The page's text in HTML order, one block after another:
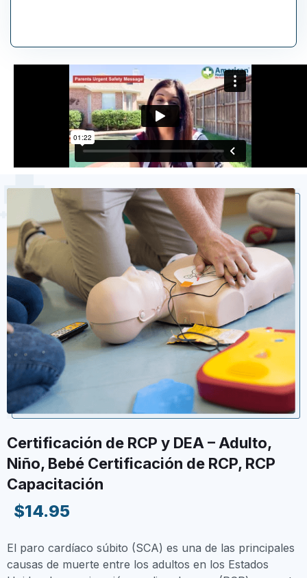
Certificación de RCP y DEA – Adulto,
Niño, Bebé Certificación de RCP, RCP
Capacitación
$14.95
El paro cardíaco súbito (SCA) es una de las principales
causas de muerte entre los adultos en los Estados